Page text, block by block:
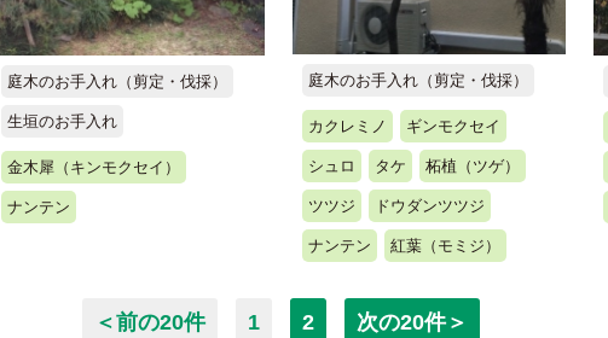
庭木のお手入れ（剪定・伐採）
生垣のお手入れ
金木犀（キンモクセイ）
ナンテン
庭木のお手入れ（剪定・伐採）
カクレミノ ギンモクセイ
シュロ タケ 柘植（ツゲ）
ツツジ ドウダンツツジ
ナンテン 紅葉（モミジ）
＜前の20件 1 2 次の20件＞